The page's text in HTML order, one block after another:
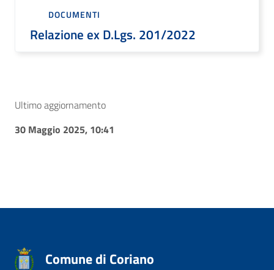
DOCUMENTI
Relazione ex D.Lgs. 201/2022
Ultimo aggiornamento
30 Maggio 2025, 10:41
Comune di Coriano